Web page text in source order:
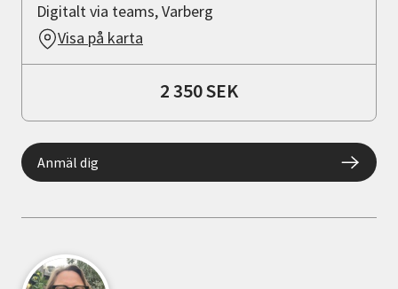
Digitalt via teams, Varberg
Visa på karta
2 350 SEK
Anmäl dig